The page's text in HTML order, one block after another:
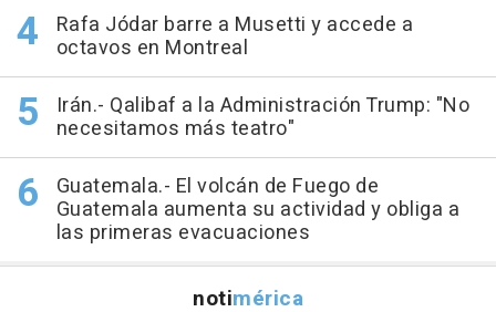
Rafa Jódar barre a Musetti y accede a
octavos en Montreal
Irán.- Qalibaf a la Administración Trump: "No
necesitamos más teatro"
Guatemala.- El volcán de Fuego de
Guatemala aumenta su actividad y obliga a
las primeras evacuaciones
notimérica